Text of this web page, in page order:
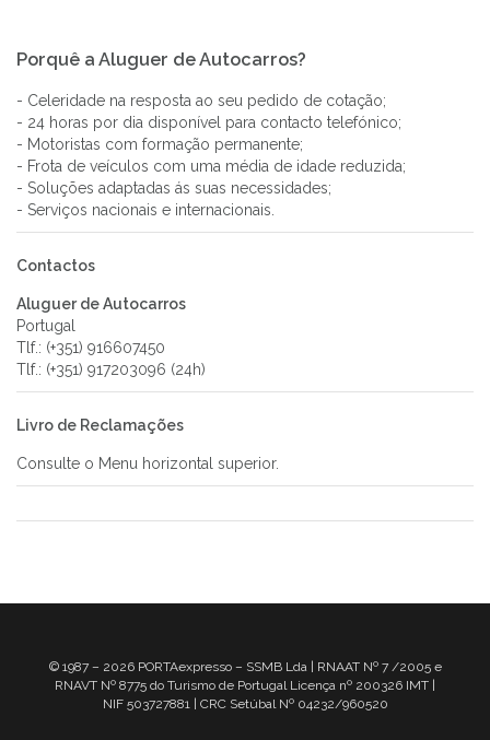
Porquê a Aluguer de Autocarros?
- Celeridade na resposta ao seu pedido de cotação;
- 24 horas por dia disponível para contacto telefónico;
- Motoristas com formação permanente;
- Frota de veículos com uma média de idade reduzida;
- Soluções adaptadas ás suas necessidades;
- Serviços nacionais e internacionais.
Contactos
Aluguer de Autocarros
Portugal
Tlf.: (+351) 916607450
Tlf.: (+351) 917203096 (24h)
Livro de Reclamações
Consulte o Menu horizontal superior.
© 1987 – 2026 PORTAexpresso – SSMB Lda | RNAAT Nº 7 /2005 e
RNAVT Nº 8775 do Turismo de Portugal Licença nº 200326 IMT |
NIF 503727881 | CRC Setúbal Nº 04232/960520